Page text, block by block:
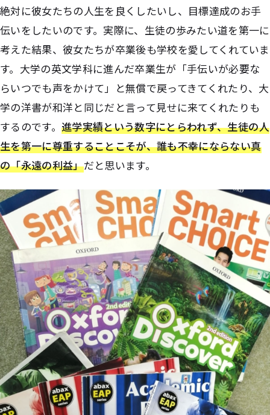
絶対に彼女たちの人生を良くしたいし、目標達成のお手
伝いをしたいのです。実際に、生徒の歩みたい道を第一に
考えた結果、彼女たちが卒業後も学校を愛してくれていま
す。大学の英文学科に進んだ卒業生が「手伝いが必要な
らいつでも声をかけて」と無償で戻ってきてくれたり、大
学の洋書が和洋と同じだと言って見せに来てくれたりも
するのです。進学実績という数字にとらわれず、生徒の人
生を第一に尊重することこそが、誰も不幸にならない真
の「永遠の利益」だと思います。